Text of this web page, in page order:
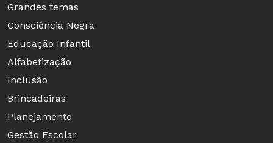
Grandes temas
Consciência Negra
Educação Infantil
Alfabetização
Inclusão
Brincadeiras
Planejamento
Gestão Escolar